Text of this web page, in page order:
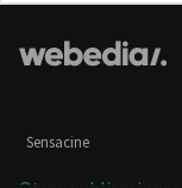
Sensacine